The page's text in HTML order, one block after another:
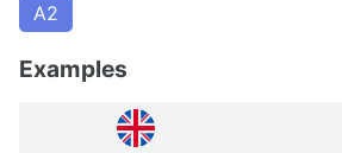
A2
Examples